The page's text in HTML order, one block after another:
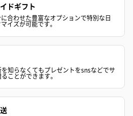
ドギフト
合わせた豊富なオプションで特別な日
イズが可能です。
知らなくてもプレゼントをsnsなどでサ
ことができます。